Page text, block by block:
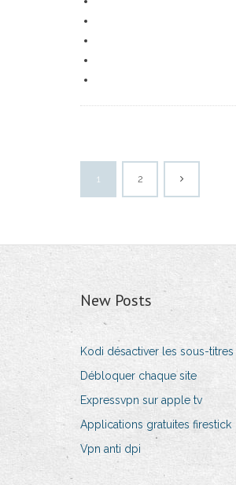
1 2
New Posts
Kodi désactiver les sous-titres
Débloquer chaque site
Expressvpn sur apple tv
Applications gratuites firestick
Vpn anti dpi